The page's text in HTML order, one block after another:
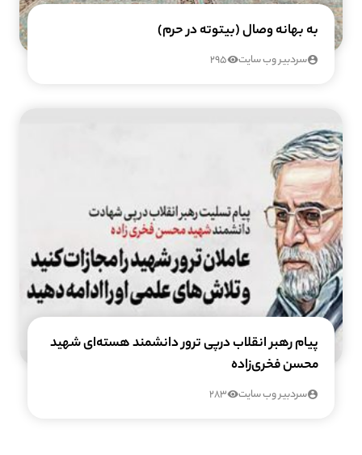
به بهانه وصال (بیتوته در حرم)
سردبیر وب سایت 295
پیام رهبر انقلاب درپی ترور دانشمند هسته‌ای شهید
محسن فخری‌زاده
سردبیر وب سایت 283